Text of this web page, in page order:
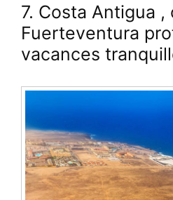
7. Costa Antigua ,
Fuerteventura
vacances